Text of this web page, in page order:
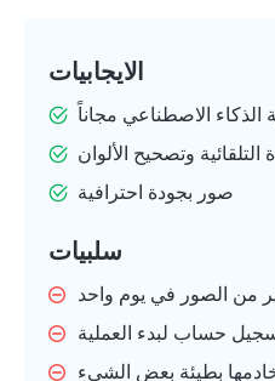
الايجابيات
الذكاء الاصطناعي مجاناً
التلقائية وتصحيح الألوان
صور بجودة احترافية
سلبيات
من الصور في يوم واحد
حساب لبدء العملية
بطيئة بعض الشيء